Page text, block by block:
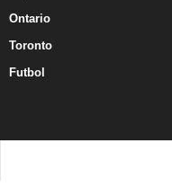
Ontario
Toronto
Futbol